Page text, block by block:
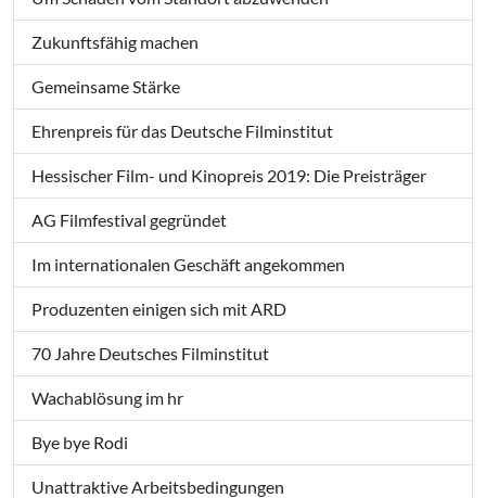
Zukunftsfähig machen
Gemeinsame Stärke
Ehrenpreis für das Deutsche Filminstitut
Hessischer Film- und Kinopreis 2019: Die Preisträger
AG Filmfestival gegründet
Im internationalen Geschäft angekommen
Produzenten einigen sich mit ARD
70 Jahre Deutsches Filminstitut
Wachablösung im hr
Bye bye Rodi
Unattraktive Arbeitsbedingungen